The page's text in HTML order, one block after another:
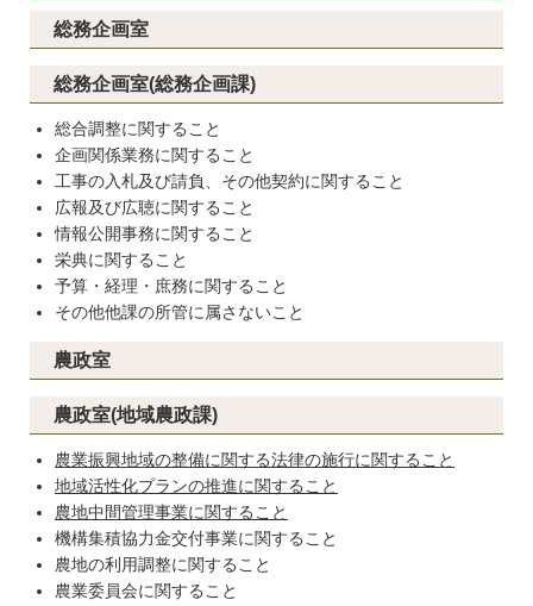
総務企画室
総務企画室(総務企画課)
総合調整に関すること
企画関係業務に関すること
工事の入札及び請負、その他契約に関すること
広報及び広聴に関すること
情報公開事務に関すること
栄典に関すること
予算・経理・庶務に関すること
その他他課の所管に属さないこと
農政室
農政室(地域農政課)
農業振興地域の整備に関する法律の施行に関すること
地域活性化プランの推進に関すること
農地中間管理事業に関すること
機構集積協力金交付事業に関すること
農地の利用調整に関すること
農業委員会に関すること